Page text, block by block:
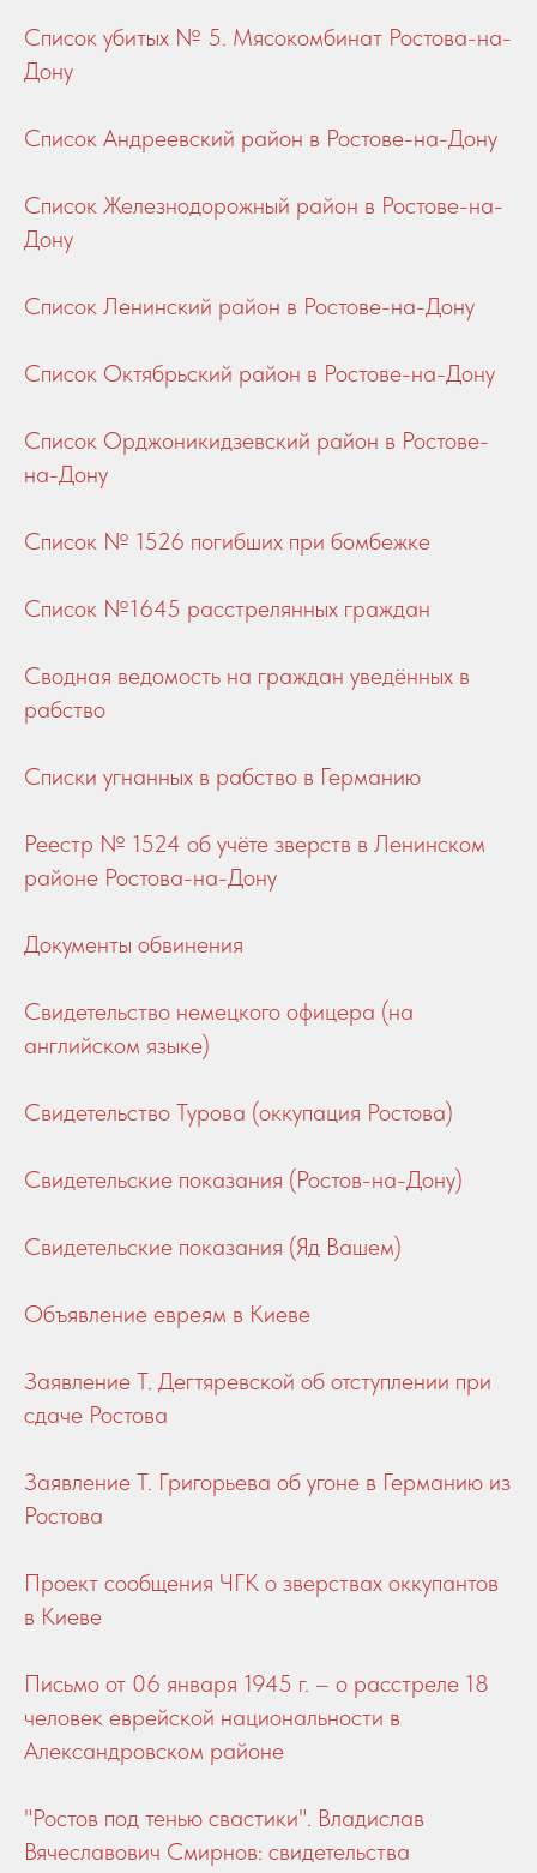
Список убитых № 5. Мясокомбинат Ростова-на-
Дону
Список Андреевский район в Ростове-на-Дону
Список Железнодорожный район в Ростове-на-
Дону
Список Ленинский район в Ростове-на-Дону
Список Октябрьский район в Ростове-на-Дону
Список Орджоникидзевский район в Ростове-
на-Дону
Список № 1526 погибших при бомбежке
Список №1645 расстрелянных граждан
Сводная ведомость на граждан уведённых в
рабство
Списки угнанных в рабство в Германию
Реестр № 1524 об учёте зверств в Ленинском
районе Ростова-на-Дону
Документы обвинения
Свидетельство немецкого офицера (на
английском языке)
Свидетельство Турова (оккупация Ростова)
Свидетельские показания (Ростов-на-Дону)
Свидетельские показания (Яд Вашем)
Объявление евреям в Киеве
Заявление Т. Дегтяревской об отступлении при
сдаче Ростова
Заявление Т. Григорьева об угоне в Германию из
Ростова
Проект сообщения ЧГК о зверствах оккупантов
в Киеве
Письмо от 06 января 1945 г. – о расстреле 18
человек еврейской национальности в
Александровском районе
"Ростов под тенью свастики". Владислав
Вячеславович Смирнов: свидетельства